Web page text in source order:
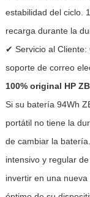
estabilidad del ciclo.
recarga durante la
✔ Servicio al Cliente:
soporte de correo
100% original HP
Si su batería 94Wh
portátil no tiene la
de cambiar la
intensivo y regular
invertir en una